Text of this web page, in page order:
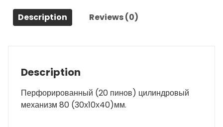
кл.
quantity
Description Reviews (0)
Description
Перфорированный (20 пинов) цилиндровый
механизм 80 (30х10х40)мм.